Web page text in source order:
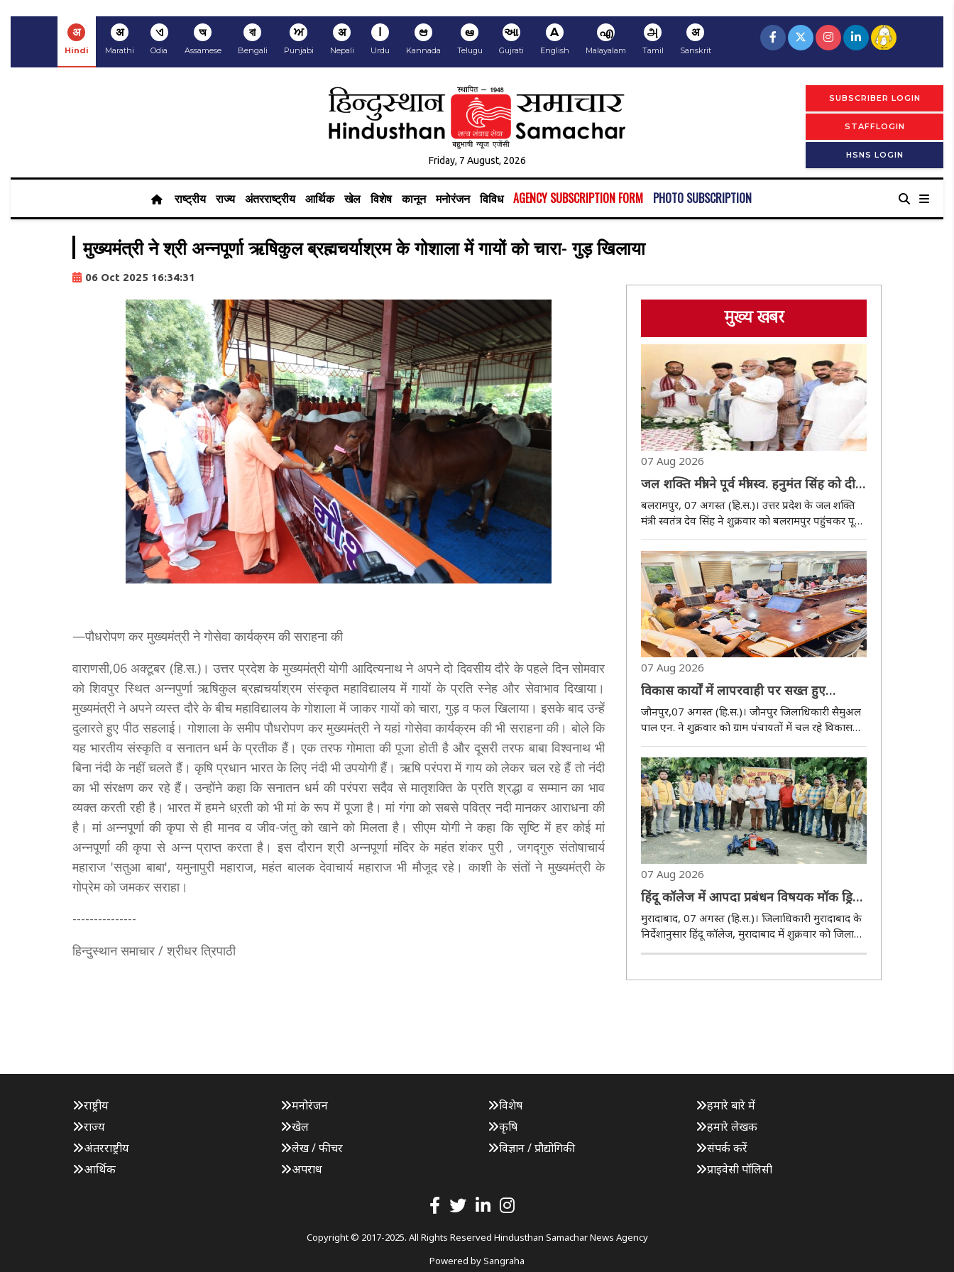
अ
Hindi
अ
Marathi
ଏ
Odia
অ
Assamese
বা
Bengali
ਅ
Punjabi
अ
Nepali
ا
Urdu
ಆ
Kannada
ఆ
Telugu
આ
Gujrati
A
English
എ
Malayalam
அ
Tamil
अ
Sanskrit
Friday, 7 August, 2026
SUBSCRIBER LOGIN
STAFFLOGIN
HSNS LOGIN
राष्ट्रीय राज्य अंतरराष्ट्रीय आर्थिक खेल विशेष कानून मनोरंजन विविध AGENCY SUBSCRIPTION FORM PHOTO SUBSCRIPTION
मुख्यमंत्री ने श्री अन्नपूर्णा ऋषिकुल ब्रह्मचर्याश्रम के गोशाला में गायों को चारा- गुड़ खिलाया
06 Oct 2025 16:34:31
—पौधरोपण कर मुख्यमंत्री ने गोसेवा कार्यक्रम की सराहना की
वाराणसी,06 अक्टूबर (हि.स.)। उत्तर प्रदेश के मुख्यमंत्री योगी आदित्यनाथ ने अपने दो दिवसीय दौरे के पहले दिन सोमवार
को शिवपुर स्थित अन्नपुर्णा ऋषिकुल ब्रह्मचर्याश्रम संस्कृत महाविद्यालय में गायों के प्रति स्नेह और सेवाभाव दिखाया।
मुख्यमंत्री ने अपने व्यस्त दौरे के बीच महाविद्यालय के गोशाला में जाकर गायों को चारा, गुड़ व फल खिलाया। इसके बाद उन्हें
दुलारते हुए पीठ सहलाई। गोशाला के समीप पौधरोपण कर मुख्यमंत्री ने यहां गोसेवा कार्यक्रम की भी सराहना की। बोले कि
यह भारतीय संस्कृति व सनातन धर्म के प्रतीक हैं। एक तरफ गोमाता की पूजा होती है और दूसरी तरफ बाबा विश्वनाथ भी
बिना नंदी के नहीं चलते हैं। कृषि प्रधान भारत के लिए नंदी भी उपयोगी हैं। ऋषि परंपरा में गाय को लेकर चल रहे हैं तो नंदी
का भी संरक्षण कर रहे हैं। उन्होंने कहा कि सनातन धर्म की परंपरा सदैव से मातृशक्ति के प्रति श्रद्धा व सम्मान का भाव
व्यक्त करती रही है। भारत में हमने धऱती को भी मां के रूप में पूजा है। मां गंगा को सबसे पवित्र नदी मानकर आराधना की
है। मां अन्नपूर्णा की कृपा से ही मानव व जीव-जंतु को खाने को मिलता है। सीएम योगी ने कहा कि सृष्टि में हर कोई मां
अन्नपूर्णा की कृपा से अन्न प्राप्त करता है। इस दौरान श्री अन्नपूर्णा मंदिर के महंत शंकर पुरी , जगद्गुरु संतोषाचार्य
महाराज 'सतुआ बाबा', यमुनापुरी महाराज, महंत बालक देवाचार्य महाराज भी मौजूद रहे। काशी के संतों ने मुख्यमंत्री के
गोप्रेम को जमकर सराहा।
---------------
हिन्दुस्थान समाचार / श्रीधर त्रिपाठी
मुख्य खबर
07 Aug 2026
जल शक्ति मंत्री ने पूर्व मंत्री स्व. हनुमंत सिंह को दी
श्रद्धांजलि, परिजनों से मिल जताया शोक
बलरामपुर, 07 अगस्त (हि.स.)। उत्तर प्रदेश के जल शक्ति
मंत्री स्वतंत्र देव सिंह ने शुक्रवार को बलरामपुर पहुंचकर पूर्व
कैबिनेट मंत्री स्वर्गीय हनुमंत सिंह के शारदा कुंज स्थित
आवास पर पहुंचकर उनके चित्र पर पुष्प अर्पित कर
भावभीनी श्रद्धांजलि दी। उन्हों..
07 Aug 2026
विकास कार्यों में लापरवाही पर सख्त हुए
जिलाधिकारी
जौनपुर,07 अगस्त (हि.स.)। जौनपुर जिलाधिकारी सैमुअल
पाल एन. ने शुक्रवार काे ग्राम पंचायतों में चल रहे विकास
कार्यों की समीक्षा करते हुए अधिकारियों को सभी
परियोजनाएं निर्धारित समय सीमा में गुणवत्तापूर्ण ढंग से पूरी
कराने के निर्देश दिए। उन्होंने प्रत्..
07 Aug 2026
हिंदू कॉलेज में आपदा प्रबंधन विषयक मॉक ड्रिल
का सफल आयोजन
मुरादाबाद, 07 अगस्त (हि.स.)। जिलाधिकारी मुरादाबाद के
निर्देशानुसार हिंदू कॉलेज, मुरादाबाद में शुक्रवार को जिला
आपदा प्रबंधन प्राधिकरण, सिविल डिफेंस, मुरादाबाद तथा
के संयुक्त तत्वावधान में ..
राष्ट्रीय
राज्य
अंतरराष्ट्रीय
आर्थिक
मनोरंजन
खेल
लेख / फीचर
अपराध
विशेष
कृषि
विज्ञान / प्रौद्योगिकी
हमारे बारे में
हमारे लेखक
संपर्क करें
प्राइवेसी पॉलिसी
Copyright © 2017-2025. All Rights Reserved Hindusthan Samachar News Agency
Powered bySangraha